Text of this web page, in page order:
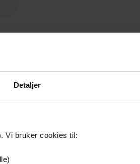
Detaljer
Vi bruker cookies til: